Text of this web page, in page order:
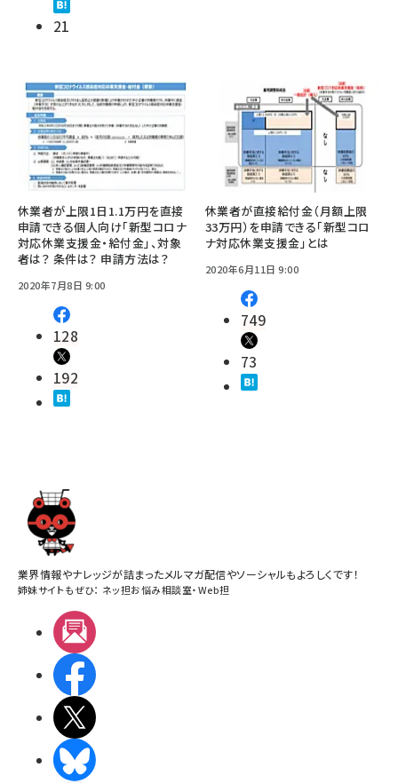
21
休業者が上限1日1.1万円を直接
申請できる個人向け「新型コロナ
対応休業支援金・給付金」、対象
者は？ 条件は？ 申請方法は？
2020年7月8日 9:00
128
192
休業者が直接給付金（月額上限
33万円）を申請できる「新型コロ
ナ対応休業支援金」とは
2020年6月11日 9:00
749
73
業界情報やナレッジが詰まったメルマガ配信やソーシャルもよろしくです！
姉妹サイトもぜひ： ネッ担お悩み相談室・Web担